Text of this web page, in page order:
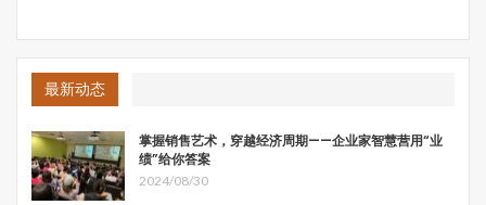
最新动态
掌握销售艺术，穿越经济周期——企业家智慧营用“业
绩”给你答案
2024/08/30